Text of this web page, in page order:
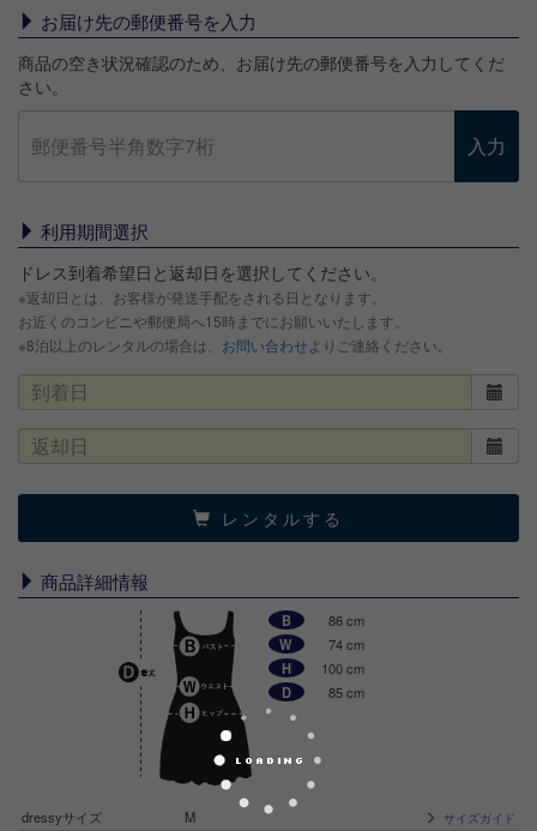
お届け先の郵便番号を入力
商品の空き状況確認のため、お届け先の郵便番号を入力してくだ
さい。
入力
利用期間選択
ドレス到着希望日と返却日を選択してください。
※返却日とは、お客様が発送手配をされる日となります。
お近くのコンビニや郵便局へ15時までにお願いいたします。
※8泊以上のレンタルの場合は、 お問い合わせ よりご連絡ください。
レンタルする
商品詳細情報
B
86 cm
W
74 cm
H
100 cm
D
85 cm
dressyサイズ M サイズガイド